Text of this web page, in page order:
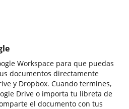
Workspace para que puedas
documentos directamente
y Dropbox. Cuando termines,
Drive o importa tu libreta de
el documento con tus